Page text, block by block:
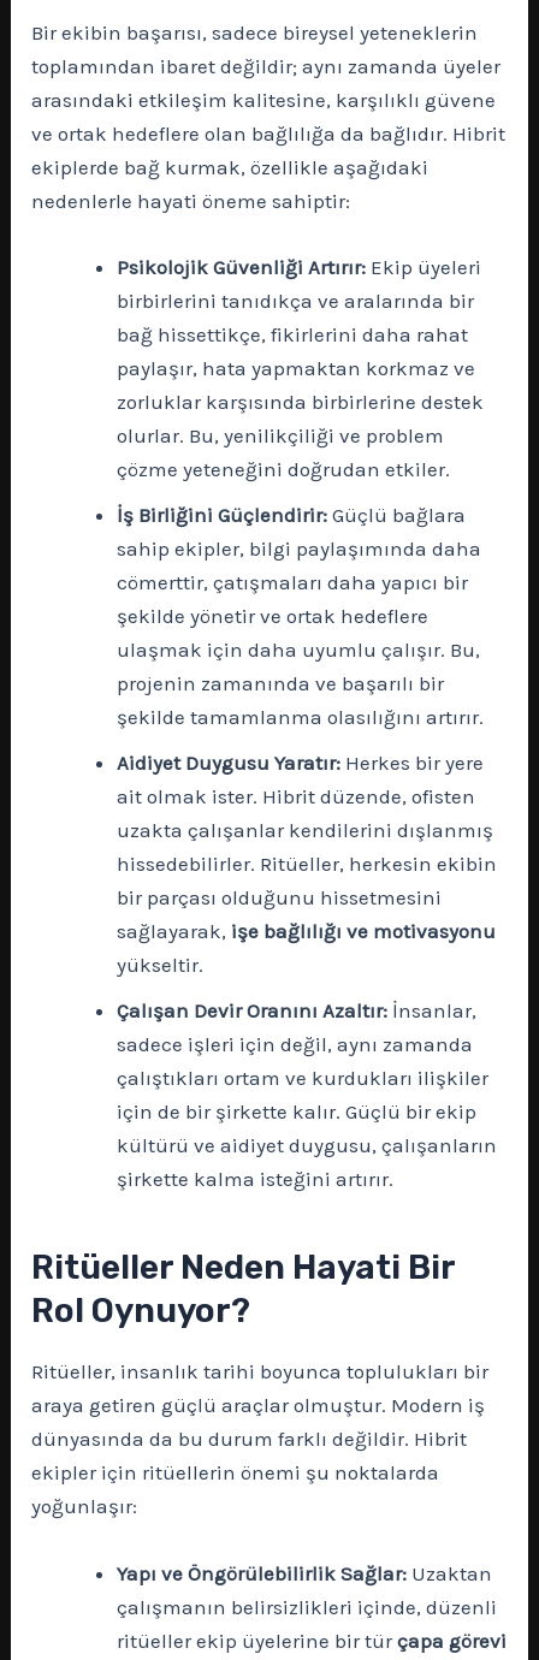
Bir ekibin başarısı, sadece bireysel yeteneklerin
toplamından ibaret değildir; aynı zamanda üyeler
arasındaki etkileşim kalitesine, karşılıklı güvene
ve ortak hedeflere olan bağlılığa da bağlıdır. Hibrit
ekiplerde bağ kurmak, özellikle aşağıdaki
nedenlerle hayati öneme sahiptir:
Psikolojik Güvenliği Artırır: Ekip üyeleri
birbirlerini tanıdıkça ve aralarında bir
bağ hissettikçe, fikirlerini daha rahat
paylaşır, hata yapmaktan korkmaz ve
zorluklar karşısında birbirlerine destek
olurlar. Bu, yenilikçiliği ve problem
çözme yeteneğini doğrudan etkiler.
İş Birliğini Güçlendirir: Güçlü bağlara
sahip ekipler, bilgi paylaşımında daha
cömerttir, çatışmaları daha yapıcı bir
şekilde yönetir ve ortak hedeflere
ulaşmak için daha uyumlu çalışır. Bu,
projenin zamanında ve başarılı bir
şekilde tamamlanma olasılığını artırır.
Aidiyet Duygusu Yaratır: Herkes bir yere
ait olmak ister. Hibrit düzende, ofisten
uzakta çalışanlar kendilerini dışlanmış
hissedebilirler. Ritüeller, herkesin ekibin
bir parçası olduğunu hissetmesini
sağlayarak, işe bağlılığı ve motivasyonu
yükseltir.
Çalışan Devir Oranını Azaltır: İnsanlar,
sadece işleri için değil, aynı zamanda
çalıştıkları ortam ve kurdukları ilişkiler
için de bir şirkette kalır. Güçlü bir ekip
kültürü ve aidiyet duygusu, çalışanların
şirkette kalma isteğini artırır.
Ritüeller Neden Hayati Bir
Rol Oynuyor?
Ritüeller, insanlık tarihi boyunca toplulukları bir
araya getiren güçlü araçlar olmuştur. Modern iş
dünyasında da bu durum farklı değildir. Hibrit
ekipler için ritüellerin önemi şu noktalarda
yoğunlaşır:
Yapı ve Öngörülebilirlik Sağlar: Uzaktan
çalışmanın belirsizlikleri içinde, düzenli
ritüeller ekip üyelerine bir türçapa görevi